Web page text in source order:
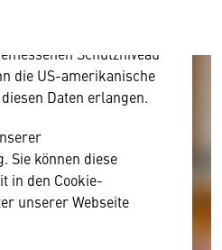
keinem dem EU-
Schutzniveau
die US-amerikanische
Daten erlangen.
Sie können diese
in den Cookie-
unserer Webseite